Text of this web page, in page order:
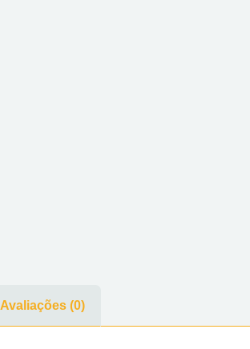
Avaliações (0)